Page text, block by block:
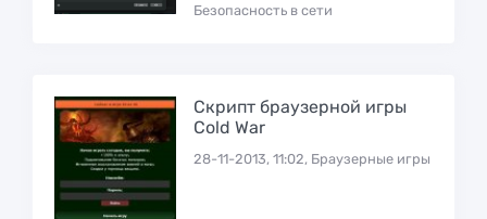
Безопасность в сети
Скрипт браузерной игры
Cold War
28-11-2013, 11:02, Браузерные игры